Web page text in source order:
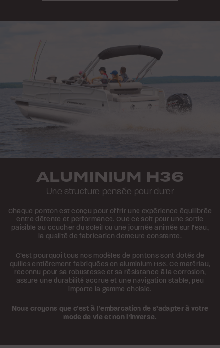
ALUMINIUM H36
Une structure pensée pour durer
Chaque ponton est conçu pour offrir une expérience équilibrée
entre détente et performance. Que ce soit pour une sortie
paisible au coucher du soleil ou une journée animée sur l’eau,
la qualité de fabrication demeure constante.
C’est pourquoi tous nos modèles de pontons sont dotés de
quilles entièrement fabriquées en aluminium H36. Ce matériau,
reconnu pour sa robustesse et sa résistance à la corrosion,
assure une durabilité accrue et une navigation stable, peu
importe la gamme choisie.
Nous croyons que c’est à l’embarcation de s’adapter à votre
mode de vie et non l’inverse.